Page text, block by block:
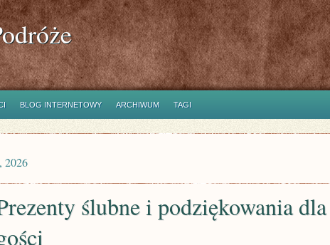
BLOG INTERNETOWY ARCHIWUM TAGI
2026
ślubne i podziękowania dla